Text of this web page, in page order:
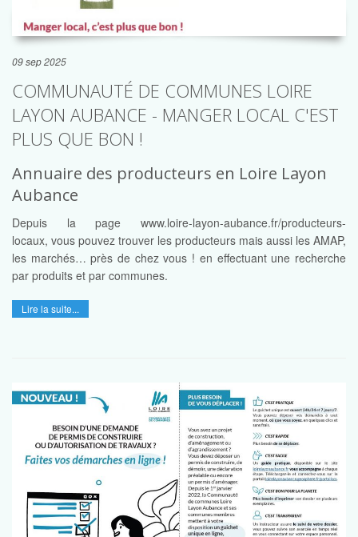
09 sep 2025
COMMUNAUTÉ DE COMMUNES LOIRE
LAYON AUBANCE - MANGER LOCAL C'EST
PLUS QUE BON !
Annuaire des producteurs en Loire Layon
Aubance
Depuis la page www.loire-layon-aubance.fr/producteurs-
locaux, vous pouvez trouver les producteurs mais aussi les AMAP,
les marchés… près de chez vous ! en effectuant une recherche
par produits et par communes.
Lire la suite...